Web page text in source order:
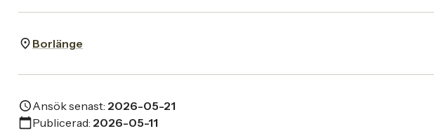
Borlänge
Ansök senast: 2026-05-21
Publicerad: 2026-05-11